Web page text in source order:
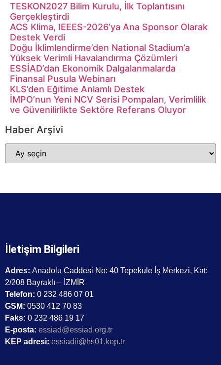
TESKON2027 Bilim Kurulu, İlk Toplantısını
Gerçekleştirdi
ACS Klima, IEEES-2026’ya Ana Sponsor Olarak
Destek Verdi
Doğu İklimlendirme’den National Stadium’a
Yüksek Verimli Havalandırma Çözümleri
ESSİAD’dan Ekonomik Dalgalanmalarda
Finansal Pusula Webinarı
KLS’den Eğitime Anlamlı Destek
İMPO’nun Yeni NCV Serisi Pompaları, Verimlilik
ve Güvenilirlikte Sektöre Referans Oluyor
Haber Arşivi
İletişim Bilgileri
Adres: Anadolu Caddesi No: 40 Tepekule İş Merkezi, Kat:
2/208 Bayraklı – İZMİR
Telefon: 0 232 486 07 01
GSM: 0530 412 70 83
Faks: 0 232 486 19 17
E-posta: essiad@essiad.org.tr
KEP adresi: essiadii@hs01.kep.tr